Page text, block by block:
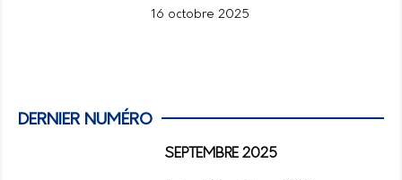
16 octobre 2025
DERNIER NUMÉRO
SEPTEMBRE 2025